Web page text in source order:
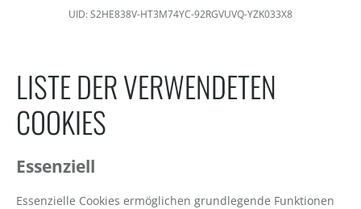
UID: S2HE838V-HT3M74YC-92RGVUVQ-YZK033X8
LISTE DER VERWENDETEN
COOKIES
Essenziell
Essenzielle Cookies ermöglichen grundlegende Funktionen